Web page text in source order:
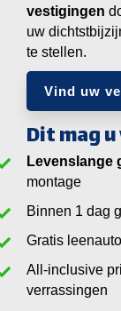
vestigingen
uw
te stellen.
Vind uw
Dit mag
Levenslange
montage
Binnen 1 dag
Gratis
All-inclusive
verrassingen